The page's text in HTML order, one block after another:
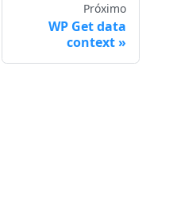
Próximo
WP Get data
context